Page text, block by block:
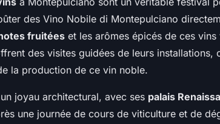
des Vino Nobile di Montepulciano
fruitées et les arômes épicés de ces
des visites guidées de leurs installations,
la production de ce vin noble.
joyau architectural, avec ses palais
une journée de cours de viticulture et de